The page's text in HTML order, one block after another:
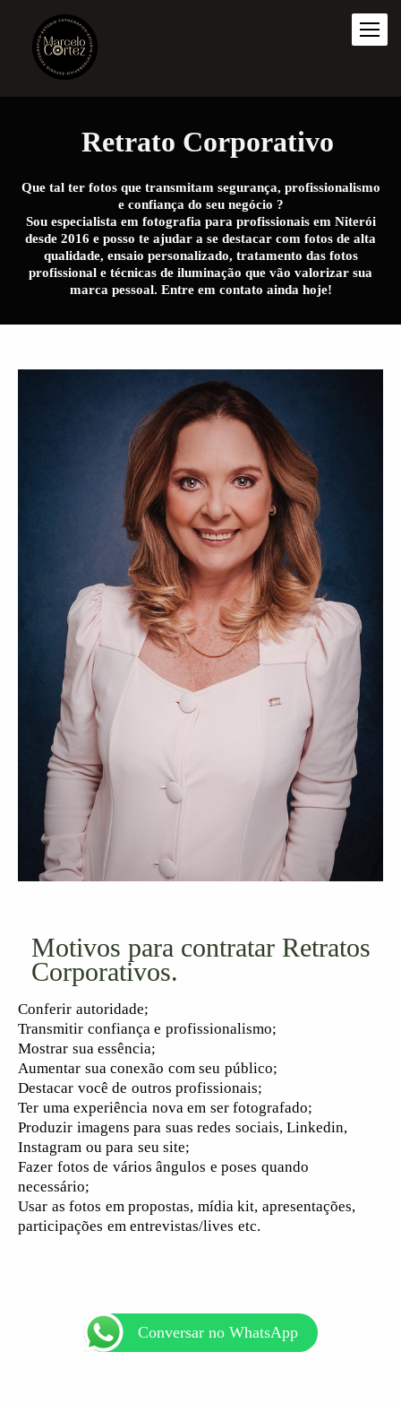
Retrato Corporativo
Que tal ter fotos que transmitam segurança, profissionalismo
e confiança do seu negócio ?
Sou especialista em fotografia para profissionais em Niterói
desde 2016 e posso te ajudar a se destacar com fotos de alta
qualidade, ensaio personalizado, tratamento das fotos
profissional e técnicas de iluminação que vão valorizar sua
marca pessoal. Entre em contato ainda hoje!
Motivos para contratar Retratos
Corporativos.
Conferir autoridade;
Transmitir confiança e profissionalismo;
Mostrar sua essência;
Aumentar sua conexão com seu público;
Destacar você de outros profissionais;
Ter uma experiência nova em ser fotografado;
Produzir imagens para suas redes sociais, Linkedin,
Instagram ou para seu site;
Fazer fotos de vários ângulos e poses quando
necessário;
Usar as fotos em propostas, mídia kit, apresentações,
participações em entrevistas/lives etc.
Conversar no WhatsApp